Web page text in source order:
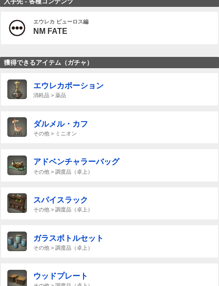
エウレカ ピューロス編
NM FATE
獲得できるアイテム（ガチャ）
エウレカポーション
消耗品 > 薬品
ダルメル・カフ
その他 > ミニオン
アドベンチャラーバッグ
その他 > 調度品（卓上）
スパイスラック
その他 > 調度品（卓上）
ガラスボトルセット
その他 > 調度品（卓上）
ウッドプレート